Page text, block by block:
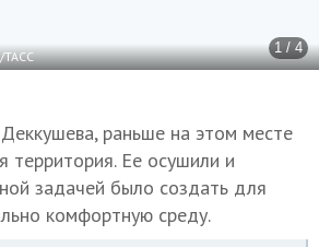
1 / 4
раньше на этом месте
территория. Ее осушили и
задачей было создать для
комфортную среду.